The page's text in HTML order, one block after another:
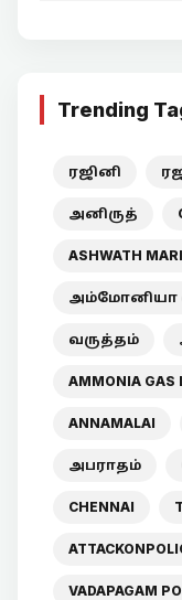
Trending
ரஜினி
அனிருத்
ASHWATH
அம்மோனியா
வருத்தம்
AMMONIA GAS
ANNAMALAI
அபராதம்
CHENNAI
VADAPAGAM